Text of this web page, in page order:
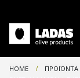
HOME ΠΡΟΪΌΝΤΑ